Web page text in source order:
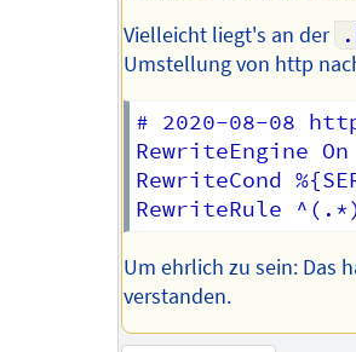
Vielleicht liegt's an der
Umstellung von http
# 2020-08-08
RewriteEngine On
RewriteCond
Um ehrlich zu sein: Das
verstanden.